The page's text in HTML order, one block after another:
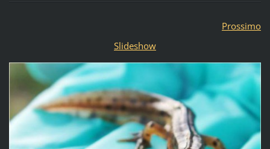
Prossimo
Slideshow